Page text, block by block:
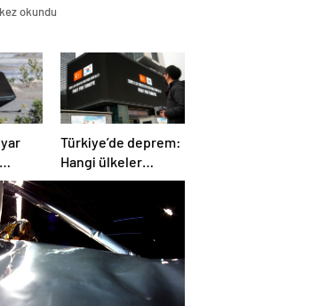
ayrılmaz bir
okundu
Türkiye’de deprem:
Hangi ülkeler
yardım ediyor?